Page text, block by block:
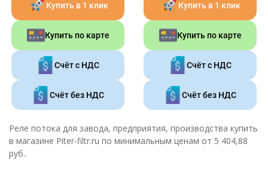
Купить в 1 клик
Купить по карте
Счёт с НДС
Счёт без НДС
Купить в 1 клик
Купить по карте
Счёт с НДС
Счёт без НДС
Реле потока для завода, предприятия, производства купить
в магазине Piter-filtr.ru по минимальным ценам от 5 404,88
руб..